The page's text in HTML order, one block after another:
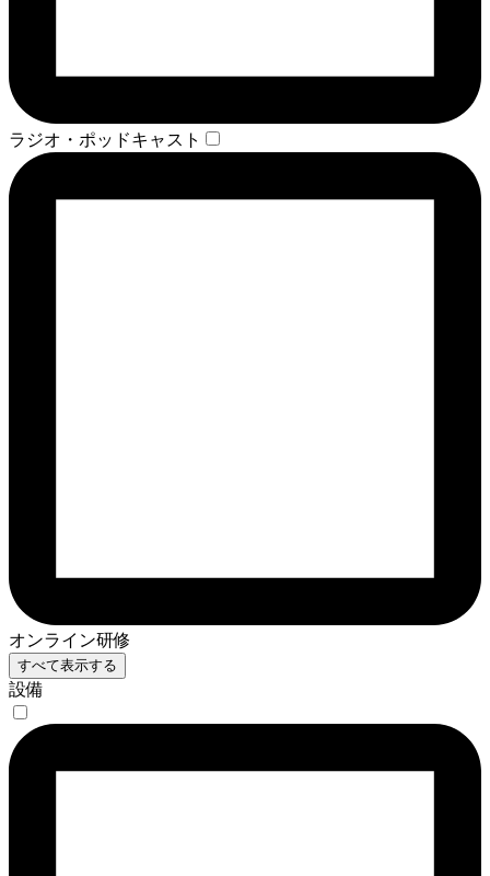
ラジオ・ポッドキャスト
オンライン研修
すべて表示する
設備